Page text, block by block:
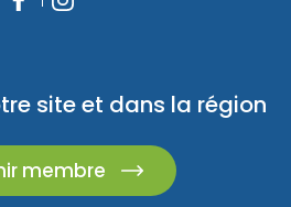
site et dans la région
membre